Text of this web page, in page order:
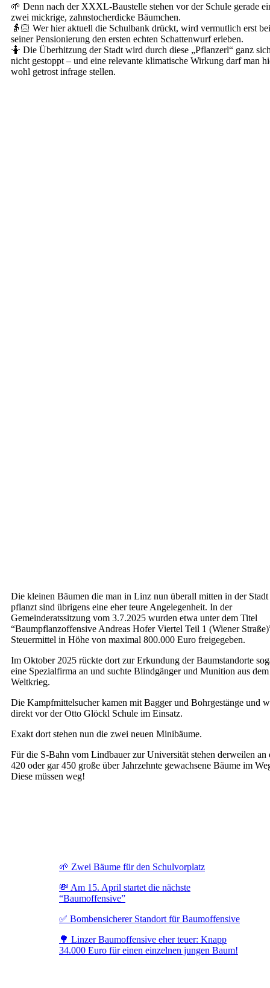
🌱 Denn nach der XXXL-Baustelle stehen vor der Schule gerade
zwei mickrige, zahnstocherdicke Bäumchen.
👵🏻 Wer hier aktuell die Schulbank drückt, wird vermutlich erst bei
seiner Pensionierung den ersten echten Schattenwurf erleben.
🤷 Die Überhitzung der Stadt wird durch diese „Pflanzerl“ ganz
nicht gestoppt – und eine relevante klimatische Wirkung darf man
wohl getrost infrage stellen.
Die kleinen Bäumen die man in Linz nun überall mitten in der Stadt
pflanzt sind übrigens eine eher teure Angelegenheit. In der
Gemeinderatssitzung vom 3.7.2025 wurden etwa unter dem Titel
“Baumpflanzoffensive Andreas Hofer Viertel Teil 1 (Wiener
Steuermittel in Höhe von maximal 800.000 Euro freigegeben.
Im Oktober 2025 rückte dort zur Erkundung der Baumstandorte
eine Spezialfirma an und suchte Blindgänger und Munition aus
Weltkrieg.
Die Kampfmittelsucher kamen mit Bagger und Bohrgestänge und
direkt vor der Otto Glöckl Schule im Einsatz.
Exakt dort stehen nun die zwei neuen Minibäume.
Für die S-Bahn vom Lindbauer zur Universität stehen derweilen an
420 oder gar 450 große über Jahrzehnte gewachsene Bäume im
Diese müssen weg!
🌱 Zwei Bäume für den Schulvorplatz
💸 Am 15. April startet die nächste
“Baumoffensive”
✅ Bombensicherer Standort für Baumoffensive
🌳 Linzer Baumoffensive eher teuer: Knapp
34.000 Euro für einen einzelnen jungen Baum!